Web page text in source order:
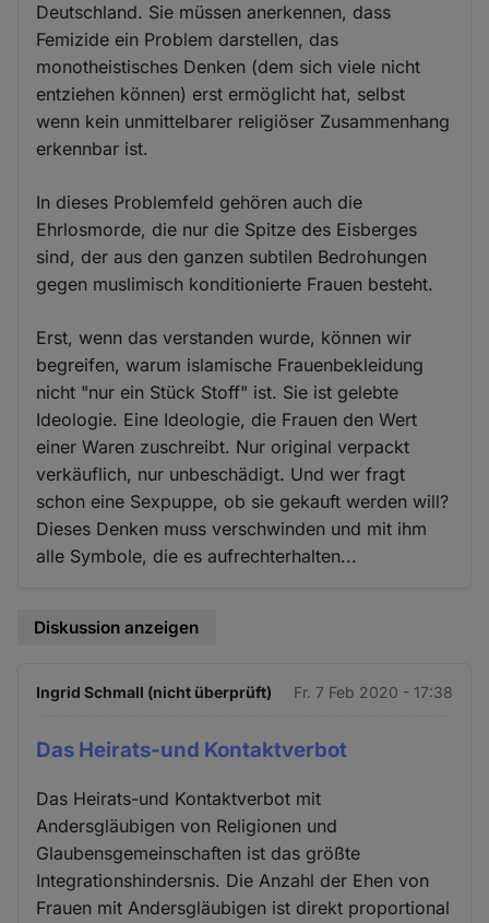
Deutschland. Sie müssen anerkennen, dass
Femizide ein Problem darstellen, das
monotheistisches Denken (dem sich viele nicht
entziehen können) erst ermöglicht hat, selbst
wenn kein unmittelbarer religiöser Zusammenhang
erkennbar ist.
In dieses Problemfeld gehören auch die
Ehrlosmorde, die nur die Spitze des Eisberges
sind, der aus den ganzen subtilen Bedrohungen
gegen muslimisch konditionierte Frauen besteht.
Erst, wenn das verstanden wurde, können wir
begreifen, warum islamische Frauenbekleidung
nicht "nur ein Stück Stoff" ist. Sie ist gelebte
Ideologie. Eine Ideologie, die Frauen den Wert
einer Waren zuschreibt. Nur original verpackt
verkäuflich, nur unbeschädigt. Und wer fragt
schon eine Sexpuppe, ob sie gekauft werden will?
Dieses Denken muss verschwinden und mit ihm
alle Symbole, die es aufrechterhalten...
Diskussion anzeigen
Ingrid Schmall (nicht überprüft) Fr. 7 Feb 2020 - 17:38
Das Heirats-und Kontaktverbot
Das Heirats-und Kontaktverbot mit
Andersgläubigen von Religionen und
Glaubensgemeinschaften ist das größte
Integrationshindersnis. Die Anzahl der Ehen von
Frauen mit Andersgläubigen ist direkt proportional